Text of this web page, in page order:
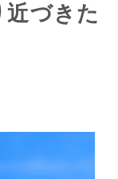
づきた